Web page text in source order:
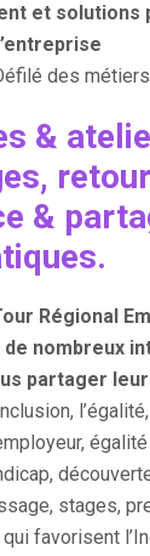
et solutions
des
&
retour
&
Régional
de nombreux
partager
stages,
favorisent